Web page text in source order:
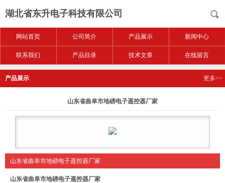
湖北省东升电子科技有限公司
网站首页 公司简介 产品展示 新闻中心
联系我们 产品目录 技术文章 在线留言
产品展示 更多>>
山东省曲阜市地磅电子遥控器厂家
山东省曲阜市地磅电子遥控器厂家
山东省曲阜市地磅电子遥控器厂家